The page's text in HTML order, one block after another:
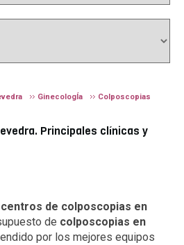
GinecologÍa Colposcopias
Principales clínicas y
de colposcopias en
de colposcopias en
por los mejores equipos